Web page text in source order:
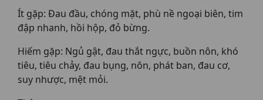
Ít gặp: Đau đầu, chóng mặt, phù nề ngoại biên, tim
đập nhanh, hồi hộp, đỏ bừng.
Hiếm gặp: Ngủ gật, đau thắt ngực, buồn nôn, khó
tiêu, tiêu chảy, đau bụng, nôn, phát ban, đau cơ,
suy nhược, mệt mỏi.